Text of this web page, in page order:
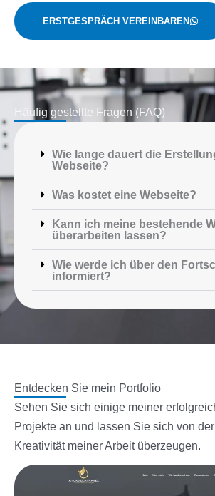
ERSTGESPRÄCH VEREINBAREN
Häufig gestellte Fragen (FAQ)
Wie lange dauert die
Webseite?
Was kostet eine Webseite?
Kann ich meine bestehende
überarbeiten lassen?
Wie werde ich über den
informiert?
Entdecken Sie mein Portfolio
Sehen Sie sich einige meiner
Projekte an und lassen Sie sich von
Kreativität meiner Arbeit überzeugen.